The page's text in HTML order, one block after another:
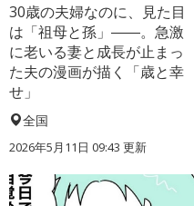
30歳の夫婦なのに、見た目
は「祖母と孫」――。急激
に老いる妻と成長が止まっ
た夫の漫画が描く「歳と幸
せ」
全国
2026年5月11日 09:43 更新